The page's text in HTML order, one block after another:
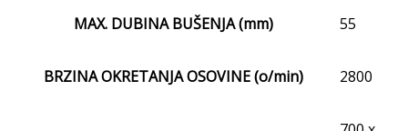
MAX. DUBINA BUŠENJA (mm) 55
BRZINA OKRETANJA OSOVINE (o/min) 2800